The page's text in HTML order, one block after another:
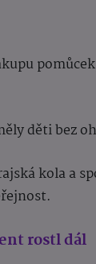
děti bez
kola a
rostl dál